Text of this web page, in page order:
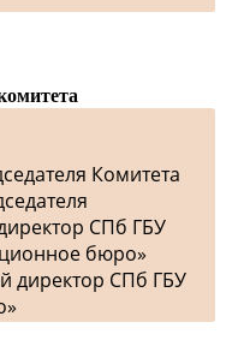
Комитета
СПб ГБУ
бюро»
директор СПб ГБУ